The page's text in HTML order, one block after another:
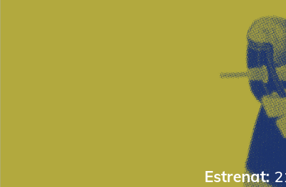
Estrenat: